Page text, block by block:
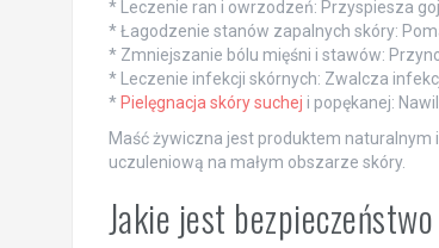
* Leczenie ran i owrzodzeń: Przyspiesza
* Łagodzenie stanów zapalnych skóry:
* Zmniejszanie bólu mięśni i stawów:
* Leczenie infekcji skórnych: Zwalcza
*Pielęgnacja skóry suchej i popękanej:
Maść żywiczna jest produktem
uczuleniową na małym obszarze skóry.
Jakie jest